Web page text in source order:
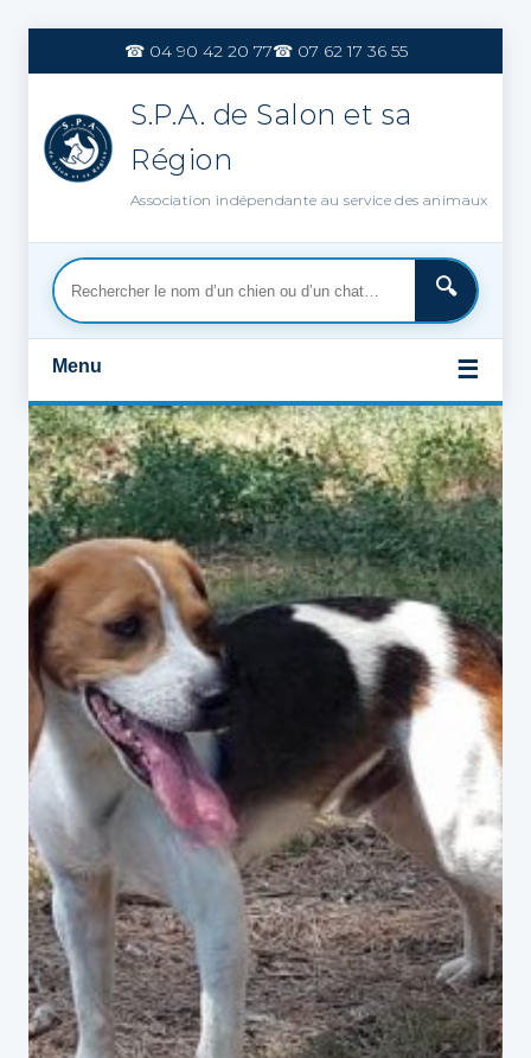
contenu
☎ 04 90 42 20 77☎ 07 62 17 36 55
S.P.A. de Salon et sa
Région
Association indépendante au service des animaux
Menu ☰